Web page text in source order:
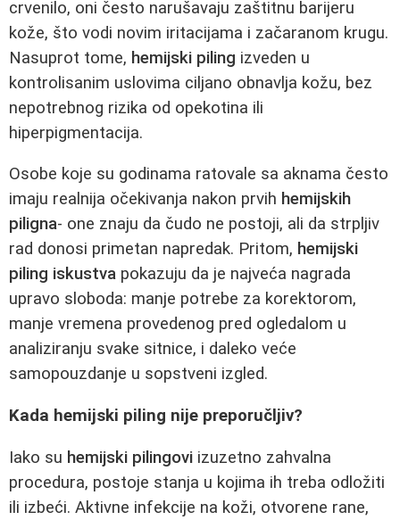
crvenilo, oni često narušavaju zaštitnu barijeru
kože, što vodi novim iritacijama i začaranom krugu.
Nasuprot tome, hemijski piling izveden u
kontrolisanim uslovima ciljano obnavlja kožu, bez
nepotrebnog rizika od opekotina ili
hiperpigmentacija.
Osobe koje su godinama ratovale sa aknama često
imaju realnija očekivanja nakon prvih hemijskih
piligna- one znaju da čudo ne postoji, ali da strpljiv
rad donosi primetan napredak. Pritom, hemijski
piling iskustva pokazuju da je najveća nagrada
upravo sloboda: manje potrebe za korektorom,
manje vremena provedenog pred ogledalom u
analiziranju svake sitnice, i daleko veće
samopouzdanje u sopstveni izgled.
Kada hemijski piling nije preporučljiv?
Iako su hemijski pilingovi izuzetno zahvalna
procedura, postoje stanja u kojima ih treba odložiti
ili izbeći. Aktivne infekcije na koži, otvorene rane,